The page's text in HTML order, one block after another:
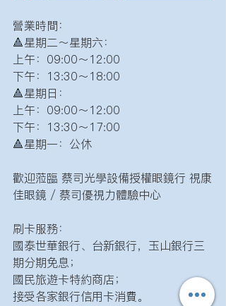
營業時間：
🔺星期二～星期六：
上午：09:00～12:00
下午：13:30～18:00
🔺星期日：
上午：09:00～12:00
下午：13:30～17:00
🔺星期一：公休
歡迎蒞臨 蔡司光學設備授權眼鏡行 視康
佳眼鏡 / 蔡司優視力體驗中心
刷卡服務：
國泰世華銀行、台新銀行，玉山銀行三
期分期免息；
國民旅遊卡特約商店；
接受各家銀行信用卡消費。